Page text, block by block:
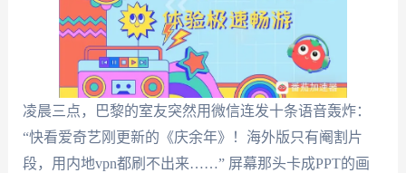
凌晨三点，巴黎的室友突然用微信连发十条语音轰炸：
“快看爱奇艺刚更新的《庆余年》！海外版只有阉割片
段，用内地vpn都刷不出来……” 屏幕那头卡成PPT的画